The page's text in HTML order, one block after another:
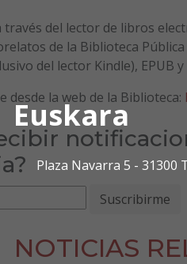
Euskara
Plaza Navarra 5 - 31300
través del lector de libros
de la Biblioteca
del lector Kindle), EPUB y
desde la web de la Biblioteca:
NOTICIAS